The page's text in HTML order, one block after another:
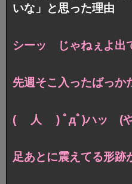
いな」と思った理由
シーッ じゃねぇよ出
先週そこ入ったばっ
( 人 ) ﾟдﾟ)ハッ (や
足あとに震えてる形